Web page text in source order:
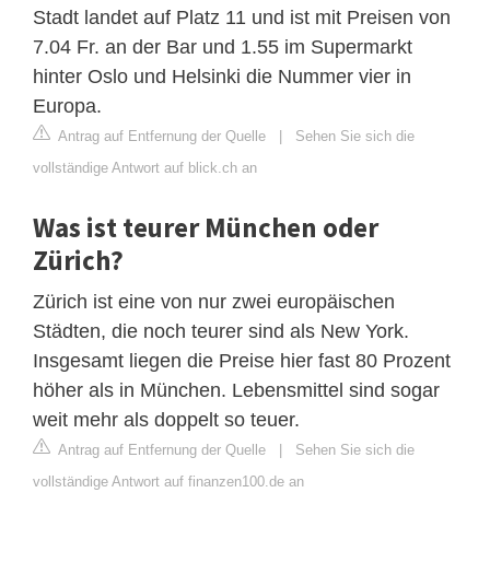
Stadt landet auf Platz 11 und ist mit Preisen von
7.04 Fr. an der Bar und 1.55 im Supermarkt
hinter Oslo und Helsinki die Nummer vier in
Europa.
Antrag auf Entfernung der Quelle | Sehen Sie sich die
vollständige Antwort auf blick.ch an
Was ist teurer München oder
Zürich?
Zürich ist eine von nur zwei europäischen
Städten, die noch teurer sind als New York.
Insgesamt liegen die Preise hier fast 80 Prozent
höher als in München. Lebensmittel sind sogar
weit mehr als doppelt so teuer.
Antrag auf Entfernung der Quelle | Sehen Sie sich die
vollständige Antwort auf finanzen100.de an